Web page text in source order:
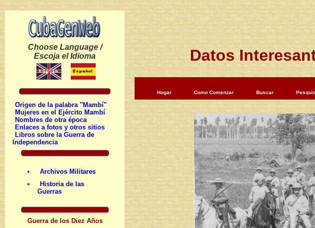
Choose Language /
Escoja el Idioma
Origen de la palabra "Mambí"
Mujeres en el Ejército Mambí
Nombres de otra época
Enlaces a fotos y otros sitios
Libros sobre la Guerra de
Independencia
Archivos Militares
Historia de las
Guerras
Guerra de los Diez Años
Datos
Hogar Como Comenzar Buscar